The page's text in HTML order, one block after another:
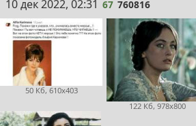
67
10 дек 2022, 02:31 67 760816
50 Кб, 610x403
122 Кб, 978x800